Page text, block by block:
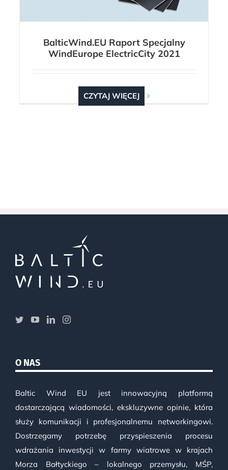
BalticWind.EU Raport Specjalny
WindEurope ElectricCity 2021
CZYTAJ WIĘCEJ
O NAS
Baltic Wind EU jest innowacyjną platformą
dostarczającą wiadomości, ekskluzywne opinie, która
służy komunikacji i profesjonalnemu networkingowi.
Dostrzegamy potrzebę przyspieszenia procesu
wdrażania inwestycji w farmy wiatrowe w krajach
Morza Bałtyckiego – lokalnego przemysłu, MŚP,